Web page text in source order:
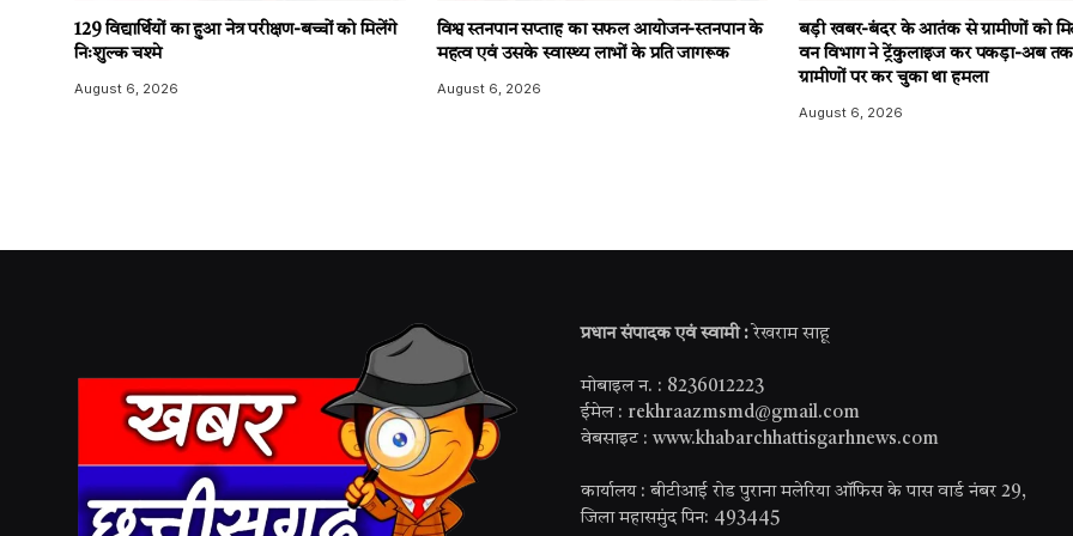
129 विद्यार्थियों का हुआ नेत्र परीक्षण-बच्चों को मिलेंगे
निःशुल्क चश्मे
August 6, 2026
विश्व स्तनपान सप्ताह का सफल आयोजन-स्तनपान के
महत्व एवं उसके स्वास्थ्य लाभों के प्रति जागरूक
August 6, 2026
बड़ी खबर-बंदर के आतंक से ग्रामीणों को
वन विभाग ने ट्रेंकुलाइज कर पकड़ा-अब
ग्रामीणों पर कर चुका था हमला
August 6, 2026
प्रधान संपादक एवं स्वामी : रेखराम साहू
मोबाइल न. : 8236012223
ईमेल : rekhraazmsmd@gmail.com
वेबसाइट : www.khabarchhattisgarhnews.com
कार्यालय : बीटीआई रोड पुराना मलेरिया ऑफिस के पास वार्ड नंबर 29,
जिला महासमुंद पिन: 493445